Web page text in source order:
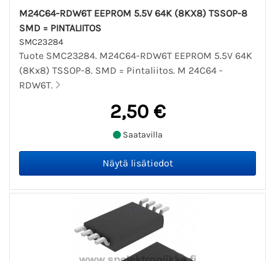
M24C64-RDW6T EEPROM 5.5V 64K (8KX8) TSSOP-8
SMD = PINTALIITOS
SMC23284
Tuote SMC23284. M24C64-RDW6T EEPROM 5.5V 64K
(8Kx8) TSSOP-8. SMD = Pintaliitos. M 24C64 -
RDW6T.
2,50 €
Saatavilla